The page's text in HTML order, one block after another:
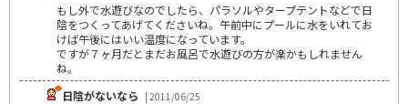
もし外で水遊びなのでしたら、パラソルやタープテントなどで日
陰をつくってあげてくださいね。午前中にプールに水をいれてお
けば午後にはいい温度になっています。
ですが７ヶ月だとまだお風呂で水遊びの方が楽かもしれません
ね。
日陰がないなら | 2011/06/25